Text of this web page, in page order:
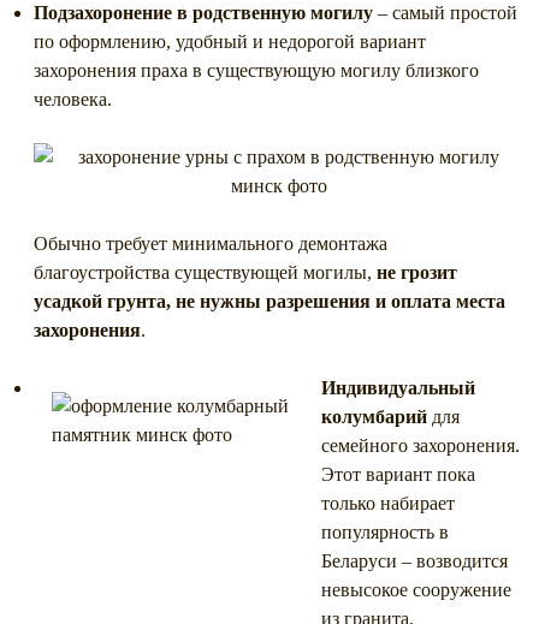
Подзахоронение в родственную могилу – самый простой
по оформлению, удобный и недорогой вариант
захоронения праха в существующую могилу близкого
человека.
Обычно требует минимального демонтажа
благоустройства существующей могилы, не грозит
усадкой грунта, не нужны разрешения и оплата места
захоронения.
Индивидуальный
колумбарий для
семейного захоронения.
Этот вариант пока
только набирает
популярность в
Беларуси – возводится
невысокое сооружение
из гранита,